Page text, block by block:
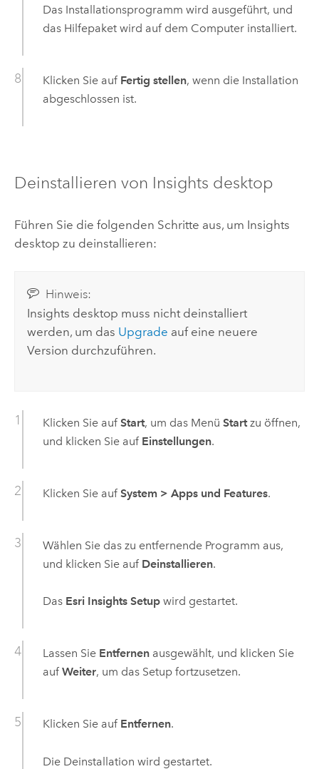
Das Installationsprogramm wird ausgeführt, und
das Hilfepaket wird auf dem Computer installiert.
Klicken Sie auf Fertig stellen, wenn die Installation
abgeschlossen ist.
Deinstallieren von Insights desktop
Führen Sie die folgenden Schritte aus, um Insights
desktop zu deinstallieren:
Hinweis:
Insights desktop muss nicht deinstalliert
werden, um das Upgrade auf eine neuere
Version durchzuführen.
Klicken Sie auf Start, um das Menü Startzu öffnen,
und klicken Sie auf Einstellungen.
Klicken Sie auf System > Apps und Features.
Wählen Sie das zu entfernende Programm aus,
und klicken Sie auf Deinstallieren.
Das Esri Insights Setupwird gestartet.
Lassen Sie Entfernenausgewählt, und klicken Sie
auf Weiter, um das Setup fortzusetzen.
Klicken Sie auf Entfernen.
Die Deinstallation wird gestartet.